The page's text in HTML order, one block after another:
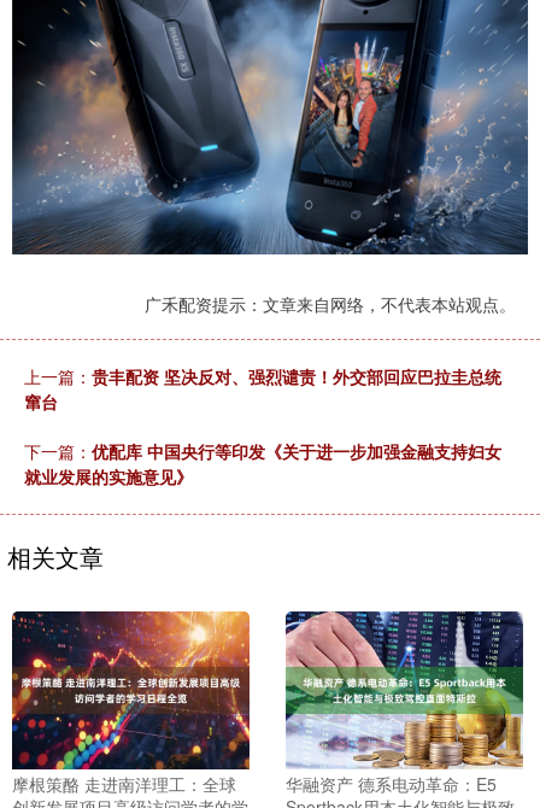
广禾配资提示：文章来自网络，不代表本站观点。
上一篇： 贵丰配资 坚决反对、强烈谴责！外交部回应巴拉圭总统
窜台
下一篇： 优配库 中国央行等印发《关于进一步加强金融支持妇女
就业发展的实施意见》
相关文章
摩根策酪 走进南洋理工：全球
华融资产 德系电动革命：E5